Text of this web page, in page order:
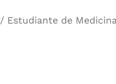
/ Estudiante de